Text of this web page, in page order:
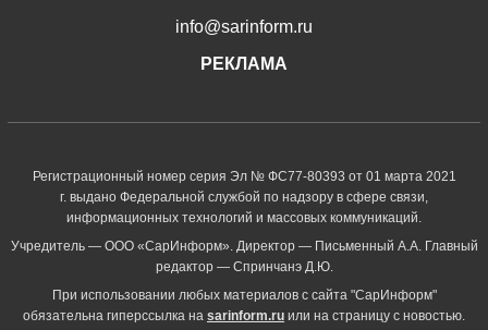
info@sarinform.ru
РЕКЛАМА
Регистрационный номер серия Эл № ФС77-80393 от 01 марта 2021
г. выдано Федеральной службой по надзору в сфере связи,
информационных технологий и массовых коммуникаций.
Учредитель — ООО «СарИнформ». Директор — Письменный А.А. Главный
редактор — Спринчанэ Д.Ю.
При использовании любых материалов с сайта "СарИнформ"
обязательна гиперссылка на sarinform.ru или на страницу с новостью.